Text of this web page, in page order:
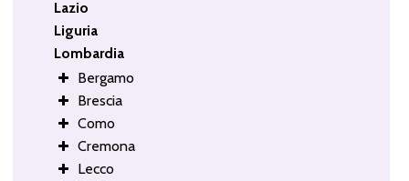
Lazio
Liguria
Lombardia
Bergamo
Brescia
Como
Cremona
Lecco